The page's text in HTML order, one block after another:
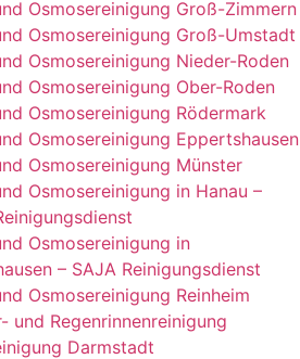
Osmosereinigung Groß-Zimmern
Osmosereinigung Groß-Umstadt
Osmosereinigung Nieder-Roden
Osmosereinigung Ober-Roden
Osmosereinigung Rödermark
Osmosereinigung Eppertshausen
Osmosereinigung Münster
Osmosereinigung in Hanau –
Osmosereinigung in
– SAJA Reinigungsdienst
Osmosereinigung Reinheim
und Regenrinnenreinigung
Darmstadt